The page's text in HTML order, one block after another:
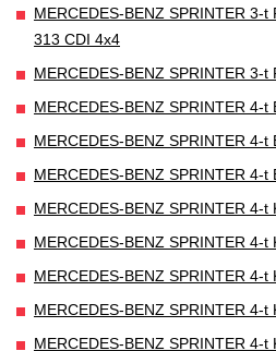
MERCEDES-BENZ SPRINTER 3-
313 CDI 4x4
MERCEDES-BENZ SPRINTER 3-
MERCEDES-BENZ SPRINTER 4-t
MERCEDES-BENZ SPRINTER 4-t
MERCEDES-BENZ SPRINTER 4-t
MERCEDES-BENZ SPRINTER 4-
MERCEDES-BENZ SPRINTER 4-t
MERCEDES-BENZ SPRINTER 4-
MERCEDES-BENZ SPRINTER 4-
MERCEDES-BENZ SPRINTER 4-